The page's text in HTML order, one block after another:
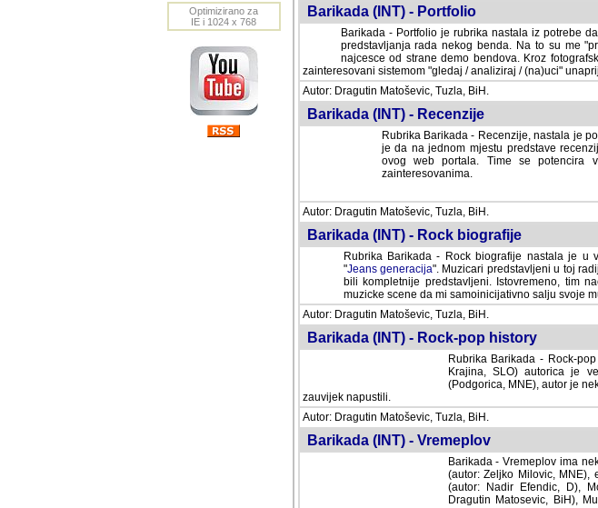
Optimizirano za
IE i 1024 x 768
Barikada (INT) - Portfolio
Barikada - Portfolio je rubrika nastala iz potrebe
predstavljanja rada nekog benda. Na to su me
najcesce od strane demo bendova. Kroz
zainteresovani sistemom "gledaj / analiziraj / (na)uci"
Autor: Dragutin Matoševic, Tuzla, BiH.
Barikada (INT) - Recenzije
Rubrika Barikada - Recenzije, nastala je
je da na jednom mjestu predstave
ovog web portala. Time se potencira
zainteresovanima.
Autor: Dragutin Matoševic, Tuzla, BiH.
Barikada (INT) - Rock biografije
Rubrika Barikada - Rock biografije nastala je u
"Jeans generacija". Muzicari predstavljeni u toj
bili kompletnije predstavljeni. Istovremeno, tim
muzicke scene da mi samoinicijativno salju svoje
Autor: Dragutin Matoševic, Tuzla, BiH.
Barikada (INT) - Rock-pop history
Rubrika Barikada - Rock-
Krajina, SLO) autorica je
(Podgorica, MNE), autor je
zauvijek napustili.
Autor: Dragutin Matoševic, Tuzla, BiH.
Barikada (INT) - Vremeplov
Barikada - Vremeplov ima
(autor: Zeljko Milovic, MNE),
(autor: Nadir Efendic, D),
Matosevic, BiH), Muzika je